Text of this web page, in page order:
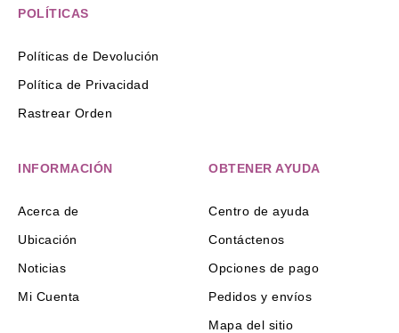
POLÍTICAS
Políticas de Devolución
Política de Privacidad
Rastrear Orden
INFORMACIÓN
Acerca de
Ubicación
Noticias
Mi Cuenta
OBTENER AYUDA
Centro de ayuda
Contáctenos
Opciones de pago
Pedidos y envíos
Mapa del sitio